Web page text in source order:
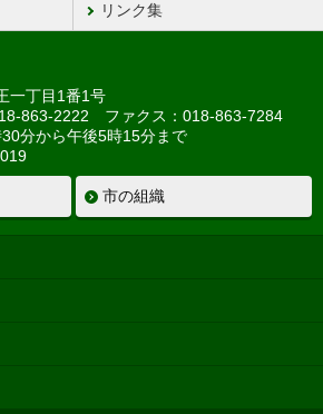
リンク集
一丁目1番1号
863-2222 ファクス：018-863-7284
分から午後5時15分まで
市の組織